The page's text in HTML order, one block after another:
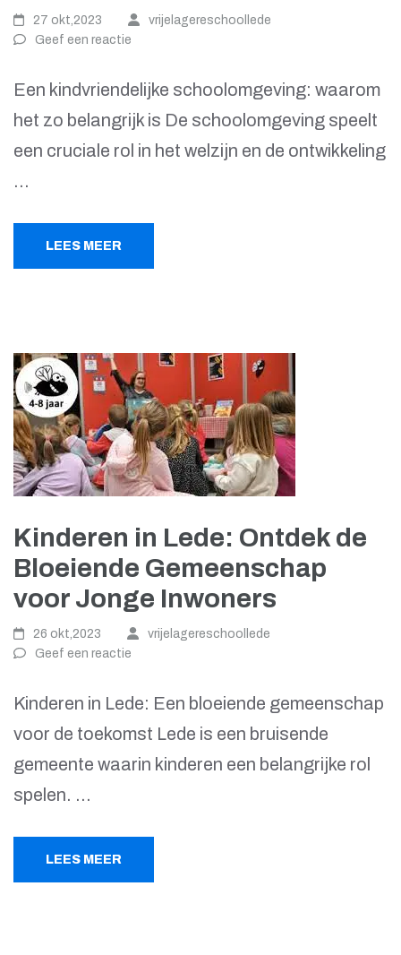
27 okt,2023
vrijelagereschoollede
Geef een reactie
Een kindvriendelijke schoolomgeving: waarom
het zo belangrijk is De schoolomgeving speelt
een cruciale rol in het welzijn en de ontwikkeling
…
LEES MEER
Kinderen in Lede: Ontdek de
Bloeiende Gemeenschap
voor Jonge Inwoners
26 okt,2023
vrijelagereschoollede
Geef een reactie
Kinderen in Lede: Een bloeiende gemeenschap
voor de toekomst Lede is een bruisende
gemeente waarin kinderen een belangrijke rol
spelen. …
LEES MEER